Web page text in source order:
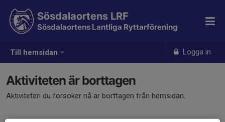
Till hemsidan Logga in
Sösdalaortens LRF
Sösdalaortens Lantliga Ryttarförening
Aktiviteten är borttagen
Aktiviteten du försöker nå är borttagen från hemsidan.